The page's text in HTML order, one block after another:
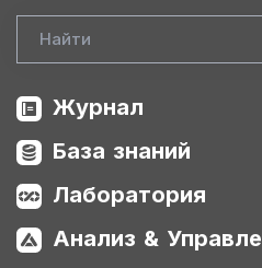
Журнал
База знаний
Лаборатория
Анализ &